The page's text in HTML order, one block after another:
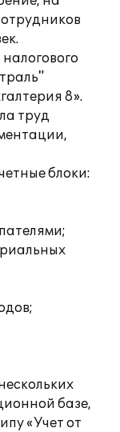
8».
труд
блоки:
базе,
«Учет от